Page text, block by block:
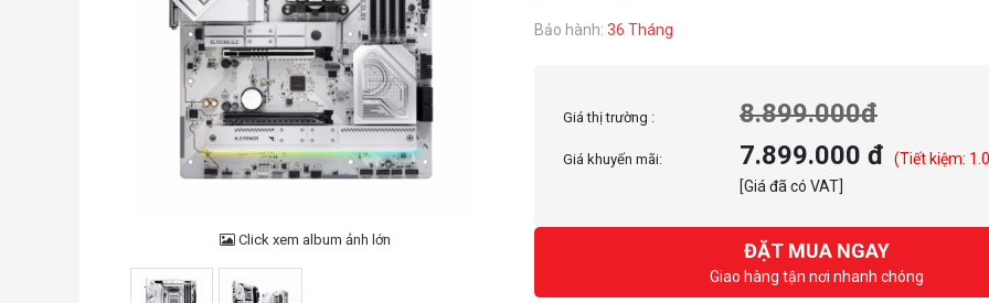
Click xem album ảnh lớn
Bảo hành: 36 Tháng
Giá thị trường : 8.899.000đ
Giá khuyến mãi: 7.899.000 đ
(Tiết kiệm:
[Giá đã có VAT]
ĐẶT MUA NGAY
Giao hàng tận nơi nhanh chóng